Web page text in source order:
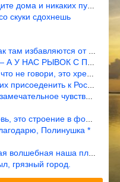
путешествий А самая грязная в от
скуки сдохнешь
от физиологических и прочих отходо
РЫВОК С ПРОРЫВОМ В ТРУБУ
не говори, это хреново (((
присоеденить к России!
чувство юмора! ))
строение в форме церкви.
Полинушка *
наша планета!… еще-бы, мы понимали это…
грязный город.